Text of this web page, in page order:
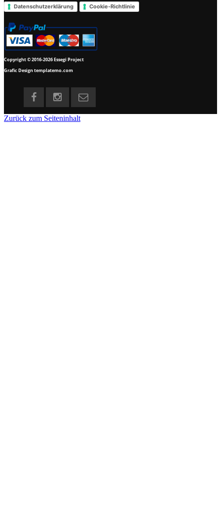
Datenschutzerklärung Cookie-Richtlinie
Copyright © 2016-2026 Essegi Project
Grafic Design templatemo.com
Zurück zum Seiteninhalt